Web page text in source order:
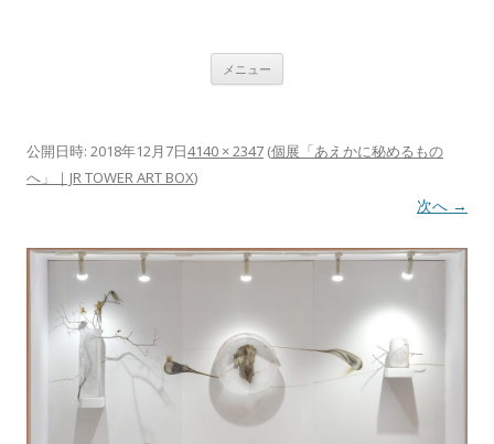
メニュー
公開日時: 2018年12月7日4140 × 2347 (個展「あえかに秘めるもの
へ」｜JR TOWER ART BOX)
次へ →